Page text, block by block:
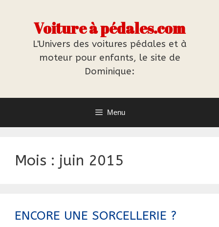
Voiture à pédales.com
L'Univers des voitures pédales et à
moteur pour enfants, le site de
Dominique:
Menu
Mois : juin 2015
ENCORE UNE SORCELLERIE ?